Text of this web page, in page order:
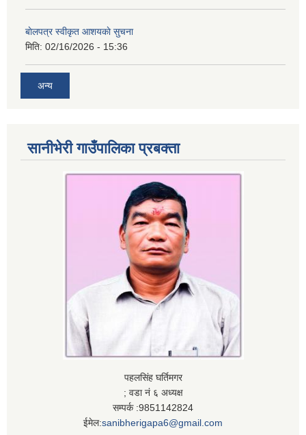
बाेलपत्र स्वीकृत आशयकाे सुचना
मिति: 02/16/2026 - 15:36
अन्य
सानीभेरी गाउँपालिका प्रबक्ता
पहलसिंह घर्तिमगर
; वडा नं ६ अध्यक्ष
सम्पर्क :9851142824
ईमेल:sanibherigapa6@gmail.com